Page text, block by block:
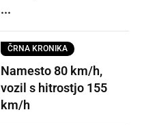
...
ČRNA KRONIKA
Namesto 80 km/h,
vozil s hitrostjo 155
km/h